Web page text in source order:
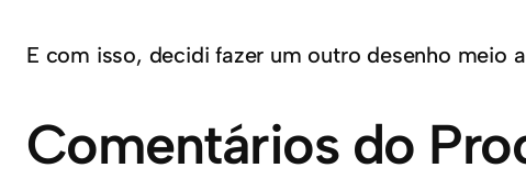
E com isso, decidi fazer um outro desenho meio
Comentários do